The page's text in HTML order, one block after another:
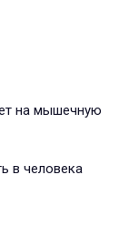
на мышечную
в человека